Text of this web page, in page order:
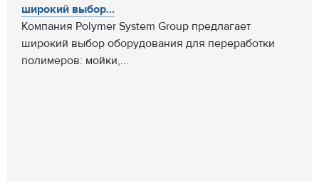
широкий выбор...
Компания Polymer Sуstem Group предлагает
широкий выбор оборудования для переработки
полимеров: мойки,...